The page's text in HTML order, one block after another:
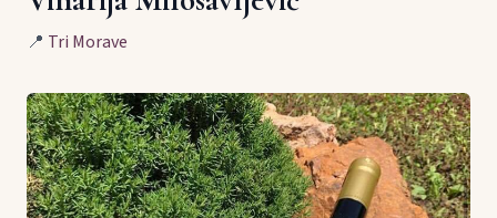
📍 Tri Morave